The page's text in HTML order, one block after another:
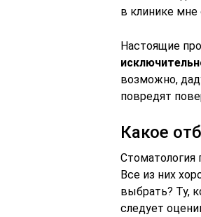
в клинике мне
Настоящие
возможно,
повредят
Какое
Стоматология
Все из них
выбрать? Ту,
следует